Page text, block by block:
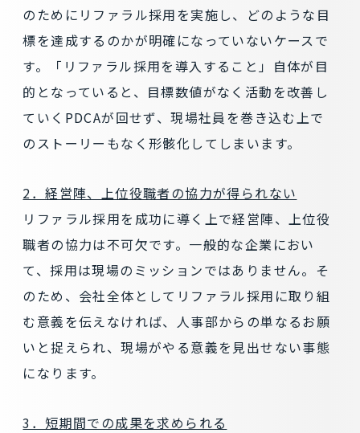
のためにリファラル採用を実施し、どのような目
標を達成するのかが明確になっていないケースで
す。「リファラル採用を導入すること」自体が目
的となっていると、目標数値がなく活動を改善し
ていくPDCAが回せず、現場社員を巻き込む上で
のストーリーもなく形骸化してしまいます。
2．経営陣、上位役職者の協力が得られない
リファラル採用を成功に導く上で経営陣、上位役
職者の協力は不可欠です。一般的な企業におい
て、採用は現場のミッションではありません。そ
のため、会社全体としてリファラル採用に取り組
む意義を伝えなければ、人事部からの単なるお願
いと捉えられ、現場がやる意義を見出せない事態
になります。
3．短期間での成果を求められる